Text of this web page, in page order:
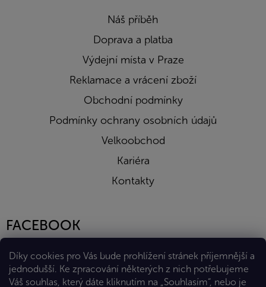
Díky cookies pro Vás bude prohlížení stránek příjemnější a
jednodušší. Ke zpracování některých z nich potřebujeme
Váš souhlas, který dáte kliknutím na „Souhlasím“, nebo je
Náš příběh
Doprava a platba
Výdejní místa v Praze
Reklamace a vrácení zboží
Obchodní podmínky
Podmínky ochrany osobních údajů
Velkoobchod
Kariéra
Kontakty
FACEBOOK